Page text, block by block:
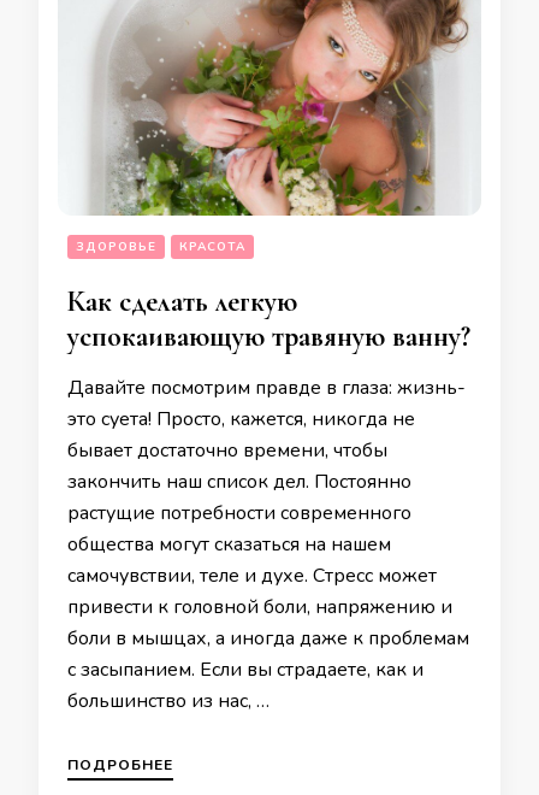
ЗДОРОВЬЕ КРАСОТА
Как сделать легкую
успокаивающую травяную ванну?
Давайте посмотрим правде в глаза: жизнь-
это суета! Просто, кажется, никогда не
бывает достаточно времени, чтобы
закончить наш список дел. Постоянно
растущие потребности современного
общества могут сказаться на нашем
самочувствии, теле и духе. Стресс может
привести к головной боли, напряжению и
боли в мышцах, а иногда даже к проблемам
с засыпанием. Если вы страдаете, как и
большинство из нас, …
ПОДРОБНЕЕ